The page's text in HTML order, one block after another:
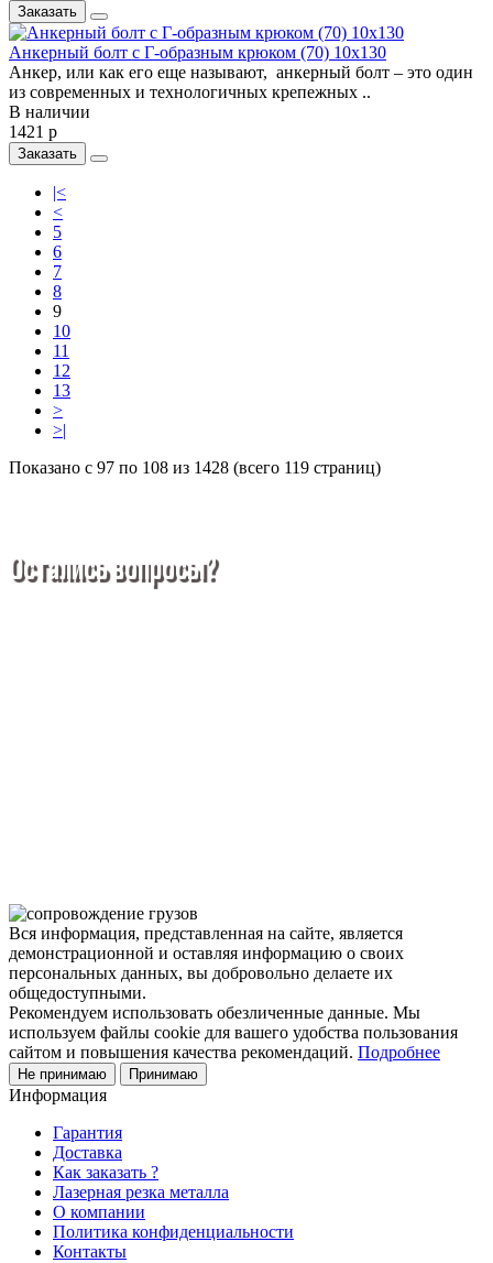
Заказать
Анкерный болт c Г-образным крюком (70) 10х130
Анкер, или как его еще называют, анкерный болт – это один
из современных и технологичных крепежных ..
В наличии
1421 р
Заказать
|<
<
5
6
7
8
9
10
11
12
13
>
>|
Показано с 97 по 108 из 1428 (всего 119 страниц)
Остались вопросы?
Вся информация, представленная на сайте, является
демонстрационной и оставляя информацию о своих
персональных данных, вы добровольно делаете их
общедоступными.
Рекомендуем использовать обезличенные данные. Мы
используем файлы cookie для вашего удобства пользования
сайтом и повышения качества рекомендаций. Подробнее
Не принимаю Принимаю
Информация
Гарантия
Доставка
Как заказать ?
Лазерная резка металла
О компании
Политика конфиденциальности
Контакты